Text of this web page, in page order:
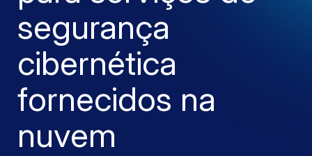
segurança
cibernética
fornecidos na
nuvem